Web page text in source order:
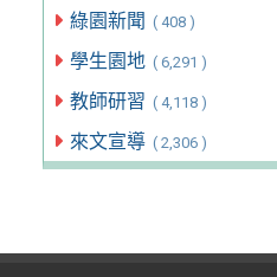
綠園新聞 ( 408 )
學生園地 ( 6,291 )
教師研習 ( 4,118 )
來文宣導 ( 2,306 )